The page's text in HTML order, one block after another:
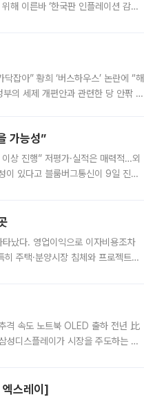
해 이른바 ‘한국판 인플레이션 감축
잡아” 황희 ‘버스하우스’ 논란에 “해
의 세제 개편안과 관련한 당 안팎 의
가능성”
상 진행” 저평가·실적은 매력적…외
이 있다고 블룸버그통신이 9일 진단
났다. 영업이익으로 이자비용조차
주택·분양시장 침체와 프로젝트파
격 속도 노트북 OLED 출하 전년 比
디스플레이가 시장을 주도하는 가
스레이]